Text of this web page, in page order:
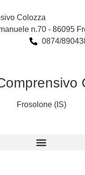
Colozza
n.70 - 86095
0874/
Frosolone (IS)